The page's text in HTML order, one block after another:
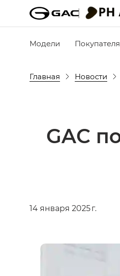
Модели
Главная Новости
GAC
14 января 2025 г.